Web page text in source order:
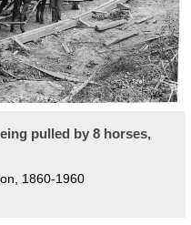
pulled by 8 horses,
1860-1960